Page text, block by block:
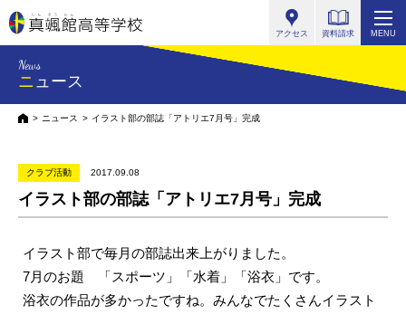
アクセス 資料請求 MENU
News
ニュース
HOMEニュース イラスト部の部誌「アトリエ7月号」完成
クラブ活動 2017.09.08
イラスト部の部誌「アトリエ7月号」完成
イラスト部で毎月の部誌出来上がりました。
7月のお題 「スポーツ」「水着」「浴衣」です。
浴衣の作品が多かったですね。みんなでたくさんイラスト